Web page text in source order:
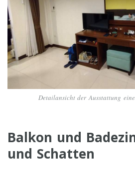
Detailansicht der Ausstattung
Balkon und
und Schatten